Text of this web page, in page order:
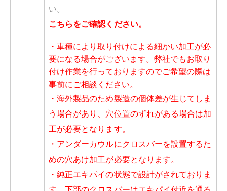
い。
こちらをご確認ください。
・車種により取り付けによる細かい加工が必
要になる場合がございます。弊社でもお取り
付け作業を行っておりますのでご希望の際は
事前にご相談ください。
・海外製品のため製造の個体差が生じてしま
う場合があり、穴位置のずれがある場合は加
工が必要となります。
・アンダーカウルにクロスバーを設置するた
めの穴あけ加工が必要となります。
・純正エキパイの状態で設計がされておりま